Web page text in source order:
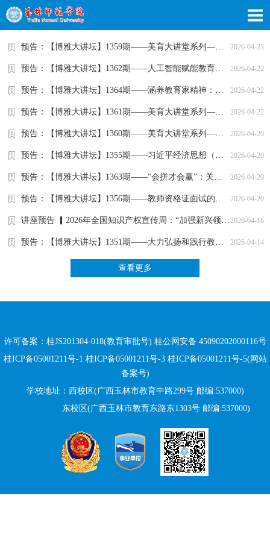
2026-04-23
预告：【博雅大讲坛】1359期——美育大讲堂系列——薪火相传 ...
2026-04-22
预告：【博雅大讲坛】1362期——人工智能赋能教育教学系列—...
2026-04-22
预告：【博雅大讲坛】1364期——涵养教育家精神：筑牢新时代...
2026-04-22
预告：【博雅大讲坛】1361期——美育大讲堂系列——优秀传统...
2026-04-20
预告：【博雅大讲坛】1360期——美育大讲堂系列——坚守与创...
2026-04-20
预告：【博雅大讲坛】1355期——习近平经济思想（第一讲）：...
2026-04-20
预告：【博雅大讲坛】1363期——“会拼才会赢”：关于社会竞...
2026-04-20
预告：【博雅大讲坛】1356期——教师资格证面试的答题技巧解...
2026-04-16
讲座预告 ▎2026年全国知识产权宣传周：“加强新兴领域知识产...
2026-04-14
预告：【博雅大讲坛】1351期——大力弘扬和践行教育家精神
查看更多
许可备案：桂JS201304-018(教育审批号) 桂公网安备 45090202000116号
桂ICP备05001211号-1 桂ICP备05001211号-3 桂ICP备05001211号-5(网站
备案号)
学校地址：西校区(广西玉林市教育中路299号 邮编:537000)
东校区(广西玉林市教育东路东1303号 邮编:537000)